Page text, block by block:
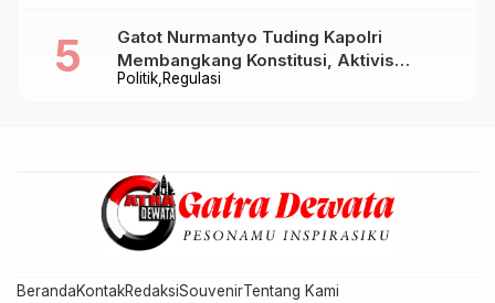
Politik Regulasi
Gatot Nurmantyo Tuding Kapolri
Membangkang Konstitusi, Aktivis
Tegaskan Polri Tak Punya Sejarah
BerandaKontakRedaksiSouvenirTentang Kami